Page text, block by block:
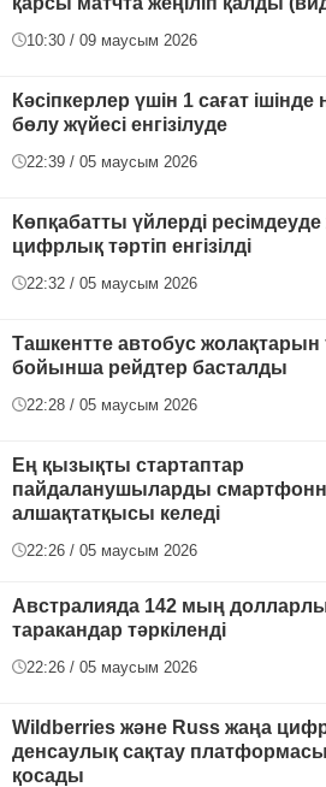
10:30 / 09 маусым 2026
Кәсіпкерлер үшін 1 сағат ішінде
бөлу жүйесі енгізілуде
22:39 / 05 маусым 2026
Көпқабатты үйлерді
цифрлық тәртіп енгізілді
22:32 / 05 маусым 2026
Ташкентте автобус жолақтарын
бойынша рейдтер басталды
22:28 / 05 маусым 2026
Ең қызықты стартаптар
пайдаланушыларды
алшақтатқысы келеді
22:26 / 05 маусым 2026
Австралияда 142 мың
таракандар тәркіленді
22:26 / 05 маусым 2026
Wildberries және Russ жаңа
денсаулық сақтау
қосады